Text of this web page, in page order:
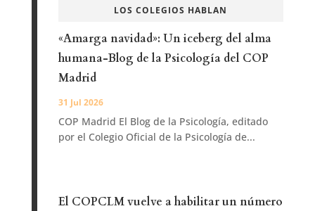
LOS COLEGIOS HABLAN
«Amarga navidad»: Un iceberg del alma
humana-Blog de la Psicología del COP
Madrid
31 Jul 2026
COP Madrid El Blog de la Psicología, editado
por el Colegio Oficial de la Psicología de...
El COPCLM vuelve a habilitar un número